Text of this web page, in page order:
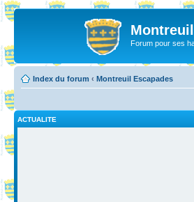
Forum pour ses
Index du forum ‹ Montreuil Escapades
ACTUALITE